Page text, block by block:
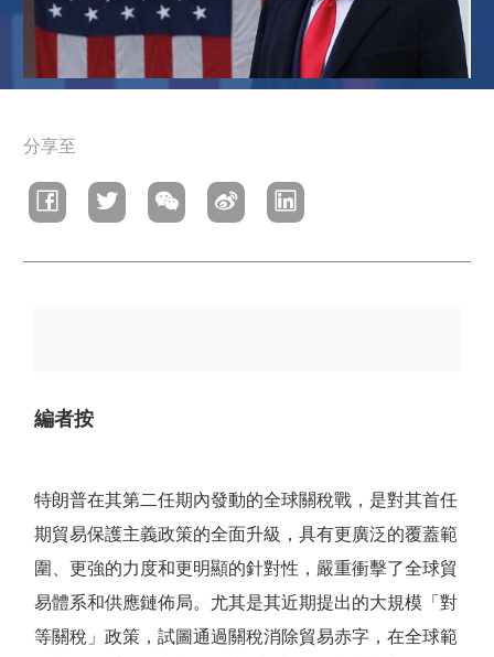
航
連
結
分享至
編者按
特朗普在其第二任期內發動的全球關稅戰，是對其首任
期貿易保護主義政策的全面升級，具有更廣泛的覆蓋範
圍、更強的力度和更明顯的針對性，嚴重衝擊了全球貿
易體系和供應鏈佈局。尤其是其近期提出的大規模 「對
等關稅 」政策，試圖通過關稅消除貿易赤字，在全球範